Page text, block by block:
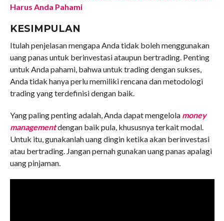
Harus Anda Pahami
KESIMPULAN
Itulah penjelasan mengapa Anda tidak boleh menggunakan
uang panas untuk berinvestasi ataupun bertrading. Penting
untuk Anda pahami, bahwa untuk trading dengan sukses,
Anda tidak hanya perlu memiliki rencana dan metodologi
trading yang terdefinisi dengan baik.
Yang paling penting adalah, Anda dapat mengelola money
managementdengan baik pula, khususnya terkait modal.
Untuk itu, gunakanlah uang dingin ketika akan berinvestasi
atau bertrading. Jangan pernah gunakan uang panas apalagi
uang pinjaman.